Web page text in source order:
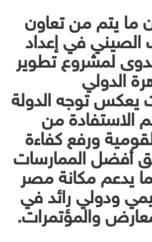
ما يتم من تعاون
الصيني في إعداد
لمشروع تطوير
الدولي
يعكس توجه الدولة
الاستفادة من
ورفع كفاءة
أفضل الممارسات
يدعم مكانة مصر
ودولي رائد في
والمؤتمرات.